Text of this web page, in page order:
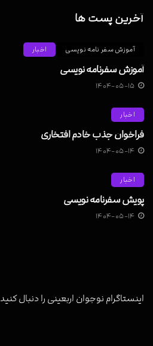
آخرین پست ها
آموزش سفر نامه نویسی اخبار
آموزش سفرنامه نویسی
۱۴۰۴-۰۵-۱۵
اخبار
فراخوان جذب خادم افتخاری
۱۴۰۴-۰۵-۱۴
اخبار
پویش سفرنامه نویسی
۱۴۰۴-۰۵-۱۴
اینستاگرام نوجوان اربعینی را دنبال کنید